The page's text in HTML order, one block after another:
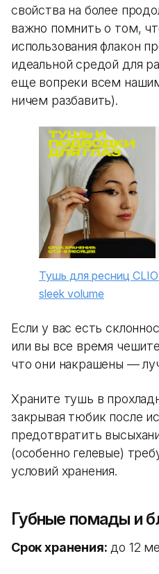
свойства на более
важно помнить о том,
использования флакон
идеальной средой для
еще вопреки всем
ничем разбавить).
Тушь для ресниц
sleek volume
Если у вас есть
или вы все время
что они накрашены —
Храните тушь в
закрывая тюбик после
предотвратить
(особенно гелевые)
условий хранения.
Губные помады и
Срок хранения: до 12